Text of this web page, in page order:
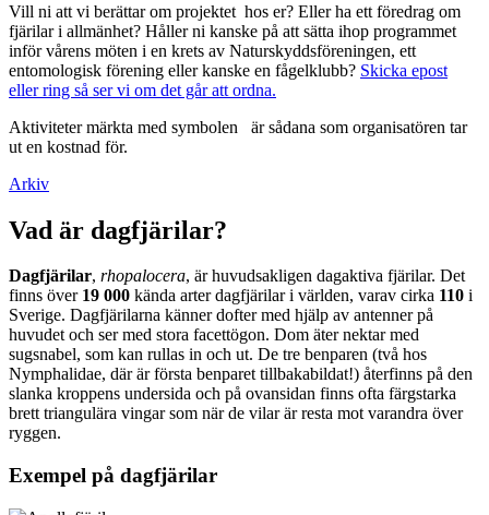
Vill ni att vi berättar om projektet hos er? Eller ha ett föredrag om
fjärilar i allmänhet? Håller ni kanske på att sätta ihop programmet
inför vårens möten i en krets av Naturskyddsföreningen, ett
entomologisk förening eller kanske en fågelklubb? Skicka epost
eller ring så ser vi om det går att ordna.
Aktiviteter märkta med symbolen
är sådana som organisatören tar
ut en kostnad för.
Arkiv
Vad är dagfjärilar?
Dagfjärilar, rhopalocera, är huvudsakligen dagaktiva fjärilar. Det
finns över 19 000 kända arter dagfjärilar i världen, varav cirka 110 i
Sverige. Dagfjärilarna känner dofter med hjälp av antenner på
huvudet och ser med stora facettögon. Dom äter nektar med
sugsnabel, som kan rullas in och ut. De tre benparen (två hos
Nymphalidae, där är första benparet tillbakabildat!) återfinns på den
slanka kroppens undersida och på ovansidan finns ofta färgstarka
brett triangulära vingar som när de vilar är resta mot varandra över
ryggen.
Exempel på dagfjärilar